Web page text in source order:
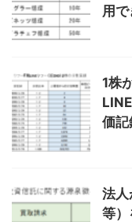
用
1株
価記
法人
等）